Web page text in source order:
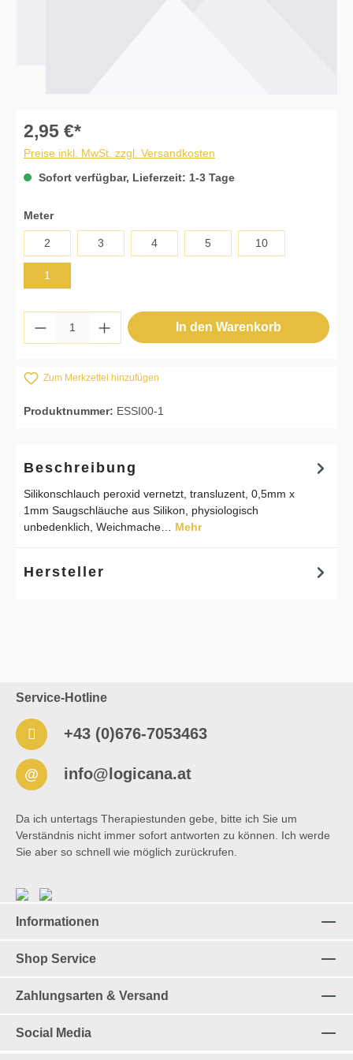
2,95 €*
Preise inkl. MwSt. zzgl. Versandkosten
Sofort verfügbar, Lieferzeit: 1-3 Tage
Meterauswählen
2 3 4 5 10
1
Produkt Anzahl: Gib den gewünschten
In den Warenkorb
Zum Merkzettel hinzufügen
Produktnummer: ESSI00-1
Beschreibung
Silikonschlauch peroxid vernetzt, transluzent, 0,5mm x
1mm Saugschläuche aus Silikon, physiologisch
unbedenklich, Weichmache… Mehr
Hersteller
Service-Hotline
+43 (0)676-7053463
@ info@logicana.at
Da ich untertags Therapiestunden gebe, bitte ich Sie um
Verständnis nicht immer sofort antworten zu können. Ich werde
Sie aber so schnell wie möglich zurückrufen.
Informationen
Shop Service
Zahlungsarten & Versand
Social Media